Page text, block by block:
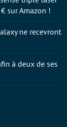
sur Amazon !
ne recevront
à deux de ses